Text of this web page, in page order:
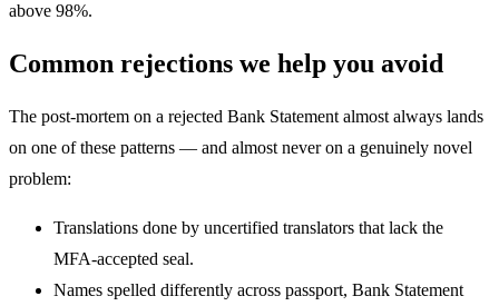
above 98%.
Common rejections we help you avoid
The post-mortem on a rejected Bank Statement almost always lands
on one of these patterns — and almost never on a genuinely novel
problem:
Translations done by uncertified translators that lack the
MFA-accepted seal.
Names spelled differently across passport, Bank Statement